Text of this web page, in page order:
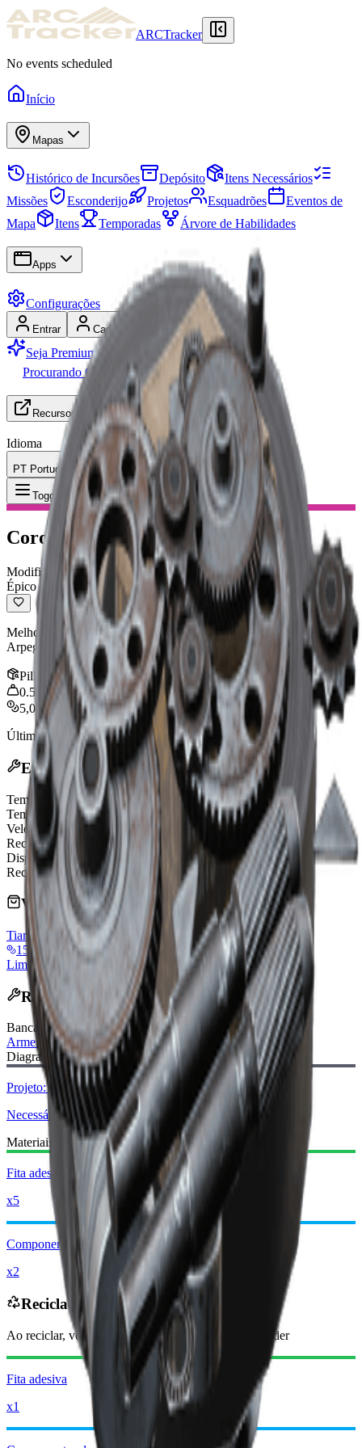
ARCTracker
No events scheduled
Início
Mapas
Histórico de Incursões Depósito
Itens Necessários
Missões
Esconderijo Projetos Esquadrões
Eventos de
Mapa
Itens Temporadas Árvore de Habilidades
Apps
Configurações
Entrar Cadastrar-se
Seja Premium
Procurando Grupo
Recursos
Idioma
PT Português
Toggle Menu Item : Coronha acolchoada
Coronha acolchoada
Modificação
Épico
Melhora significativamente a estabilidade. Compatível com:
Arpeggio, Rattler, Ferro, Renegade, Torrente
Pilha :1
0.5 kg
5,000
Última atualização:Mar 22, 2026
Efeitos
Tempo de equipar aumentado 20%
Tempo de desequipar aumentado
20%
Velocidade de mira reduzida
30%
Recuo horizontal reduzido
15%
Dispersão por tiro reduzida
20%
Recuo vertical reduzido
Vendido por Comerciantes
Tian Wen
vendorLevel
15,000 Coins
Limite: 1
Reabastece diariamente
Receita de Fabricação
Bancada de Fabricação:
Armeiro
Diagrama Necessário:
Projeto: Coronha acolchoada
Necessário
Materiais Necessários:
Fita adesiva
x5
Componentes de modificação
x2
Reciclado em
Ao reciclar, você receberá -2950 menos Moedas Raider
Fita adesiva
x1